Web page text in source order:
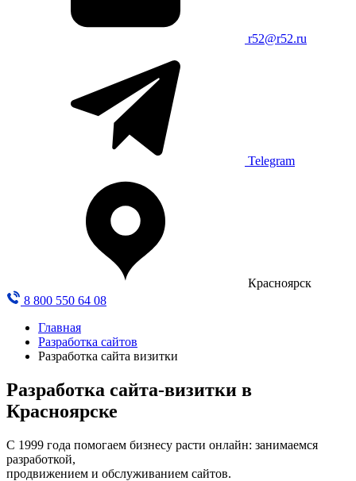
r52@r52.ru
Telegram
Красноярск
8 800 550 64 08
Главная
Разработка сайтов
Разработка сайта визитки
Разработка сайта-визитки в
Красноярске
С 1999 года помогаем бизнесу расти онлайн: занимаемся
разработкой,
продвижением и обслуживанием сайтов.